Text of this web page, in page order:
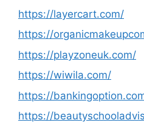
https://layercart.com/
https://
https://playzoneuk.com/
https://wiwila.com/
https://
https://